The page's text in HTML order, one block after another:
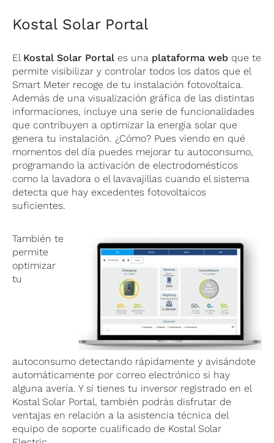
Kostal Solar Portal
El Kostal Solar Portal es una plataforma web que te
permite visibilizar y controlar todos los datos que el
Smart Meter recoge de tu instalación fotovoltaica.
Además de una visualización gráfica de las distintas
informaciones, incluye una serie de funcionalidades
que contribuyen a optimizar la energía solar que
genera tu instalación. ¿Cómo? Pues viendo en qué
momentos del día puedes mejorar tu autoconsumo,
programando la activación de electrodomésticos
como la lavadora o el lavavajillas cuando el sistema
detecta que hay excedentes fotovoltaicos
suficientes.
También te
permite
optimizar
tu
autoconsumo detectando rápidamente y avisándote
automáticamente por correo electrónico si hay
alguna avería. Y si tienes tu inversor registrado en el
Kostal Solar Portal, también podrás disfrutar de
ventajas en relación a la asistencia técnica del
equipo de soporte cualificado de Kostal Solar